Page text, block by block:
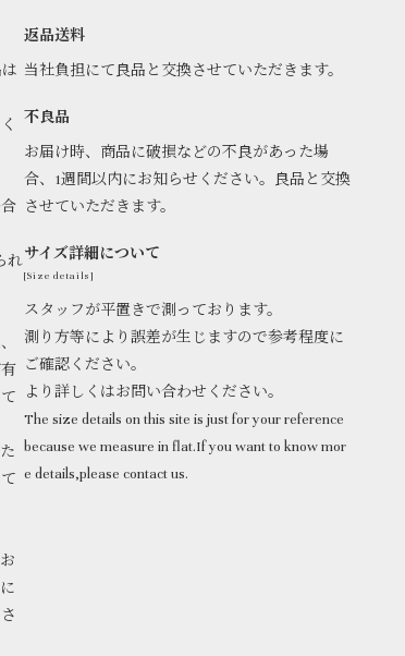
れ
返品送料
当社負担にて良品と交換させていただきます。
不良品
お届け時、商品に破損などの不良があった場
合、1週間以内にお知らせください。良品と交換
させていただきます。
サイズ詳細について
[Size details]
スタッフが平置きで測っております。
測り方等により誤差が生じますので参考程度に
ご確認ください。
より詳しくはお問い合わせください。
The size details on this site is just for your reference
because we measure in flat.If you want to know mor
e details,please contact us.